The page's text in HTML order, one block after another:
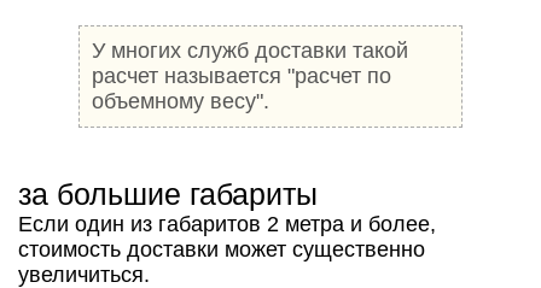
У многих служб доставки такой
расчет называется "расчет по
объемному весу".
за большие габариты
Если один из габаритов 2 метра и более,
стоимость доставки может существенно
увеличиться.